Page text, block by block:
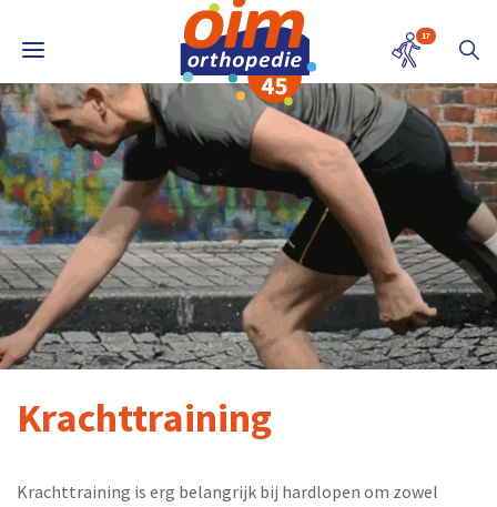
17
Krachttraining
Krachttraining is erg belangrijk bij hardlopen om zowel